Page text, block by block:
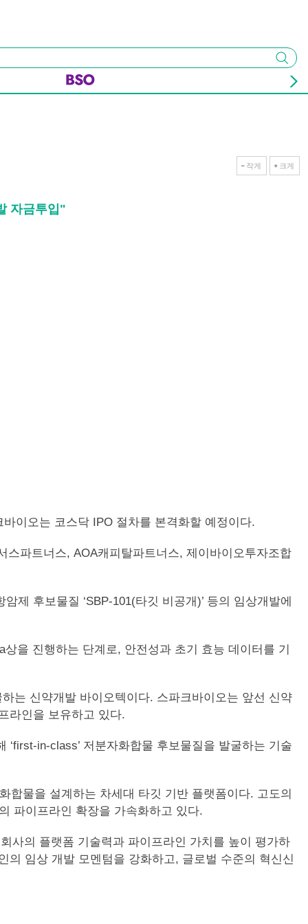
검색
작게 크게
자금투입"
이오는 코스닥 IPO 절차를 본격화할 예정이다.
파트너스, AOA캐피탈파트너스, 제이바이오투자조합
제 후보물질 ‘SBP-101(타깃 비공개)’ 등의 임상개발에
을 진행하는 단계로, 안전성과 초기 효능 데이터를 기
는 신약개발 바이오텍이다. 스파크바이오는 앞선 신약
라인을 보유하고 있다.
in-class’ 저분자화합물 후보물질을 발굴하는 기술
물을 설계하는 차세대 타깃 기반 플랫폼이다. 고도의
파이프라인 확장을 가속화하고 있다.
사의 플랫폼 기술력과 파이프라인 가치를 높이 평가하
의 임상 개발 모멘텀을 강화하고, 글로벌 수준의 혁신신